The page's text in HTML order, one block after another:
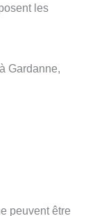
les
Gardanne,
peuvent être